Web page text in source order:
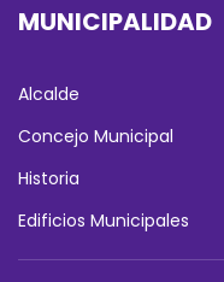
MUNICIPALIDAD
Alcalde
Concejo Municipal
Historia
Edificios Municipales